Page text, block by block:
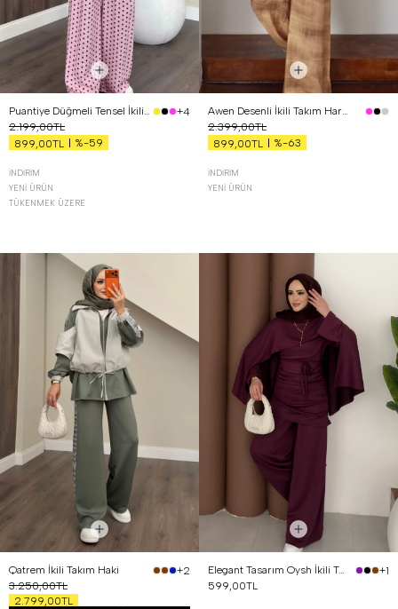
Puantiye Düğmeli Tensel İkili Takım Pembe
+4
2.199,00TL
899,00TL
%-59
İNDIRIM
YENI ÜRÜN
TÜKENMEK ÜZERE
Awen Desenli İkili Takım Hardal
2.399,00TL
899,00TL
%-63
İNDIRIM
YENI ÜRÜN
Qatrem İkili Takım Haki
+2
3.250,00TL
2.799,00TL
Elegant Tasarım Oysh İkili Takım Mürdüm
+1
599,00TL